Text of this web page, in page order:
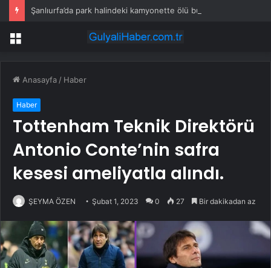
Menü
Anasayfa / Haber
Haber
Tottenham Teknik Direktörü
Antonio Conte’nin safra
kesesi ameliyatla alındı.
ŞEYMA ÖZEN Şubat 1, 2023 0 27 Bir dakikadan az